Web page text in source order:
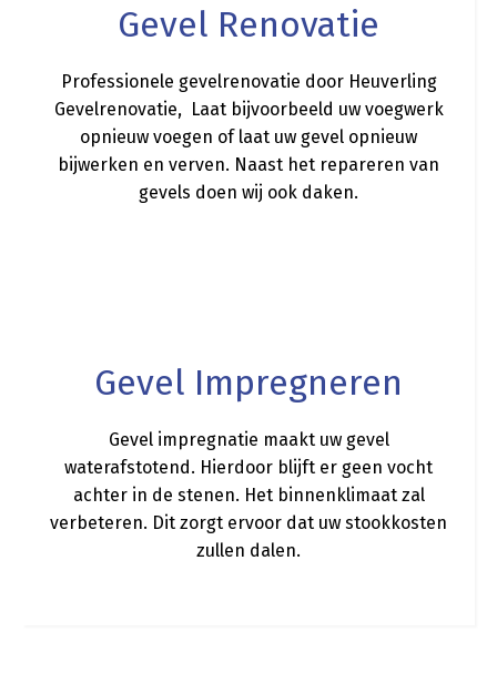
Gevel Renovatie
Professionele gevelrenovatie door Heuverling
Gevelrenovatie, Laat bijvoorbeeld uw voegwerk
opnieuw voegen of laat uw gevel opnieuw
bijwerken en verven. Naast het repareren van
gevels doen wij ook daken.
Gevel Impregneren
Gevel impregnatie maakt uw gevel
waterafstotend. Hierdoor blijft er geen vocht
achter in de stenen. Het binnenklimaat zal
verbeteren. Dit zorgt ervoor dat uw stookkosten
zullen dalen.